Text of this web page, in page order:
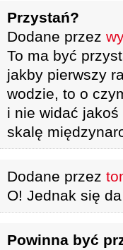
Przystań?
Dodane przez
To ma być
jakby pierwszy
wodzie, to o
i nie widać
skalę
Dodane przez
O! Jednak się
Powinna być